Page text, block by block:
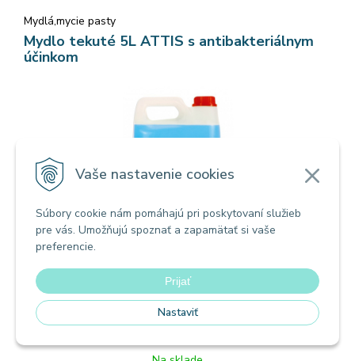
Vaše nastavenie cookies
Súbory cookie nám pomáhajú pri poskytovaní služieb
pre vás. Umožňujú spoznať a zapamätať si vaše
preferencie.
Prijať
Nastaviť
Mydlá,mycie pasty
Mydlo tekuté 5L ATTIS s antibakteriálnym
účinkom
Tekuté mydlo ATTIS je účinný prípravok na umývanie na
každodenné použitie. Vďaka špeciálne zvolenému jemnému
zloženiu sa pokožka dokonca ani po mnohonásobnom použití
mydla nevysušuje, ale je naopak svieža a hladká na dotyk.
dráždivý účinok, a glycerín, ktorý obsahuje, ako dobré
8,70
7,07 €bez DPH / KS